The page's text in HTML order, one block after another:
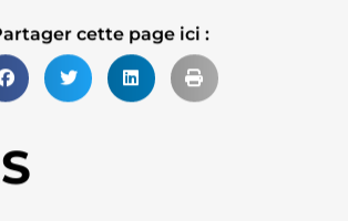
cette page ici :